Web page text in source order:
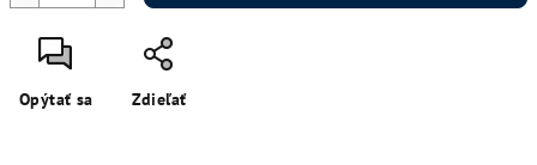
Opýtať sa Zdieľať